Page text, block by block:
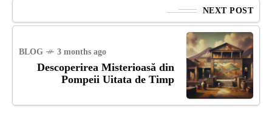
NEXT POST
BLOG 3 months ago
Descoperirea Misterioasă din
Pompeii Uitata de Timp